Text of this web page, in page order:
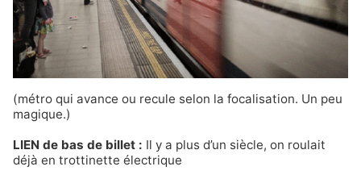
(métro qui avance ou recule selon la focalisation. Un peu
magique.)
LIEN de bas de billet : Il y a plus d’un siècle, on roulait
déjà en trottinette électrique